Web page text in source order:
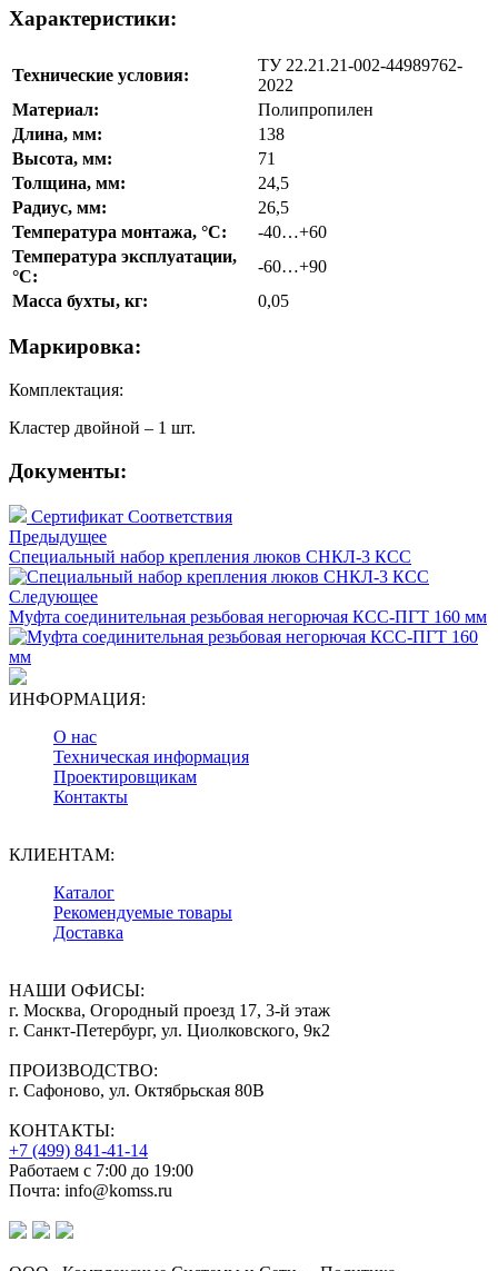
Характеристики:
Технические условия:
ТУ 22.21.21-002-44989762-
2022
Материал:
Полипропилен
Длина, мм:
138
Высота, мм:
71
Толщина, мм:
24,5
Радиус, мм:
26,5
Температура монтажа, °C:
-40…+60
Температура эксплуатации,
°C:
-60…+90
Масса бухты, кг:
0,05
Маркировка:
Комплектация:
Кластер двойной – 1 шт.
Документы:
Сертификат Соответствия
Предыдущее
Специальный набор крепления люков СНКЛ-3 КСС
Следующее
Муфта соединительная резьбовая негорючая КСС-ПГТ 160 мм
ИНФОРМАЦИЯ:
О нас
Техническая информация
Проектировщикам
Контакты
КЛИЕНТАМ:
Каталог
Рекомендуемые товары
Доставка
НАШИ ОФИСЫ:
г. Москва, Огородный проезд 17, 3-й этаж
г. Санкт-Петербург, ул. Циолковского, 9к2
ПРОИЗВОДСТВО:
г. Сафоново, ул. Октябрьская 80В
КОНТАКТЫ:
+7 (499) 841-41-14
Работаем с 7:00 до 19:00
Почта: info@komss.ru